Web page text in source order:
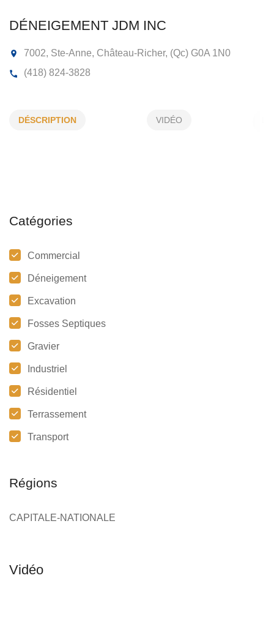
DÉNEIGEMENT JDM INC
DÉSCRIPTION VIDÉO
Catégories
Commercial
Déneigement
Excavation
Fosses Septiques
Gravier
Industriel
Résidentiel
Terrassement
Transport
Régions
CAPITALE-NATIONALE